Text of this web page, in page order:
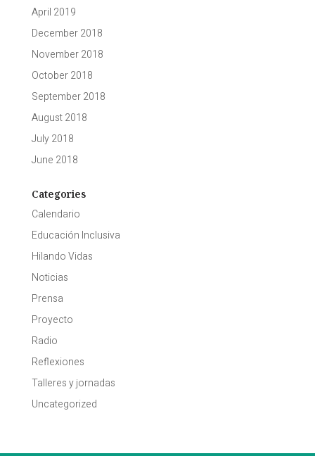
April 2019
December 2018
November 2018
October 2018
September 2018
August 2018
July 2018
June 2018
Categories
Calendario
Educación Inclusiva
Hilando Vidas
Noticias
Prensa
Proyecto
Radio
Reflexiones
Talleres y jornadas
Uncategorized